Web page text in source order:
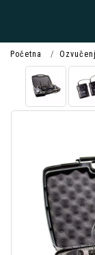
Početna